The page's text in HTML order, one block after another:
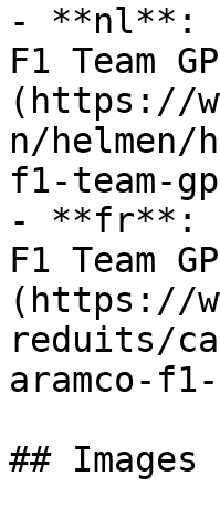
- **nl**:
F1 Team
(https://
n/
f1-team-
- **fr**:
F1 Team
(https://
reduits/
aramco-
## Images